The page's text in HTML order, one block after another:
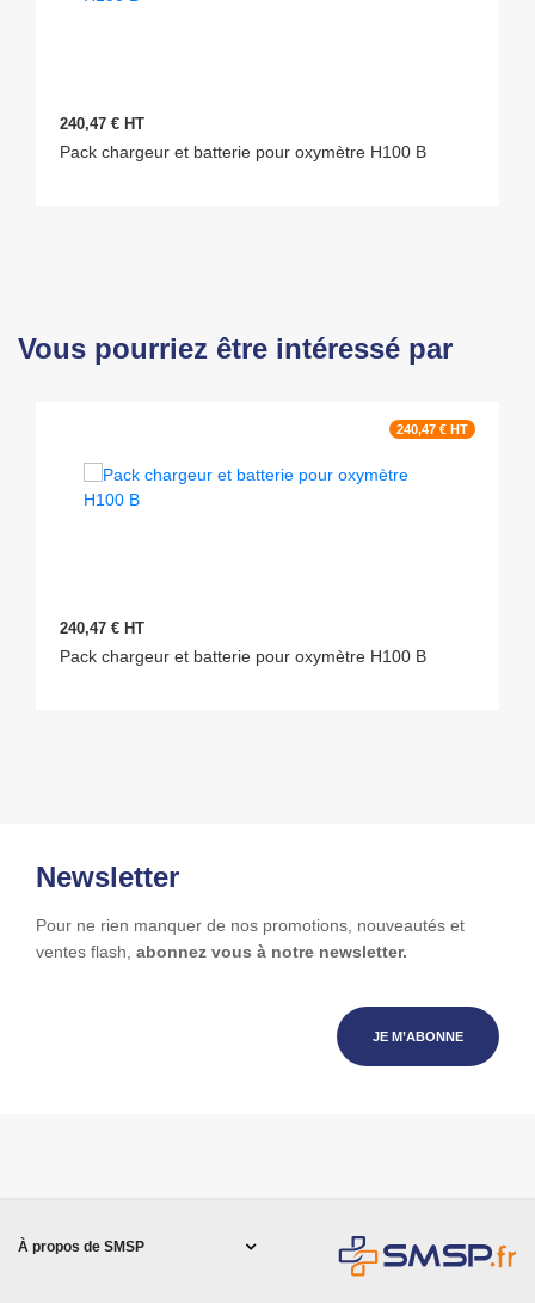
240,47 € HT
Pack chargeur et batterie pour oxymètre H100 B
Vous pourriez être intéressé par
240,47 € HT
240,47 € HT
Pack chargeur et batterie pour oxymètre H100 B
Newsletter
Pour ne rien manquer de nos promotions, nouveautés et
ventes flash, abonnez vous à notre newsletter.
JE M’ABONNE
À propos de SMSP